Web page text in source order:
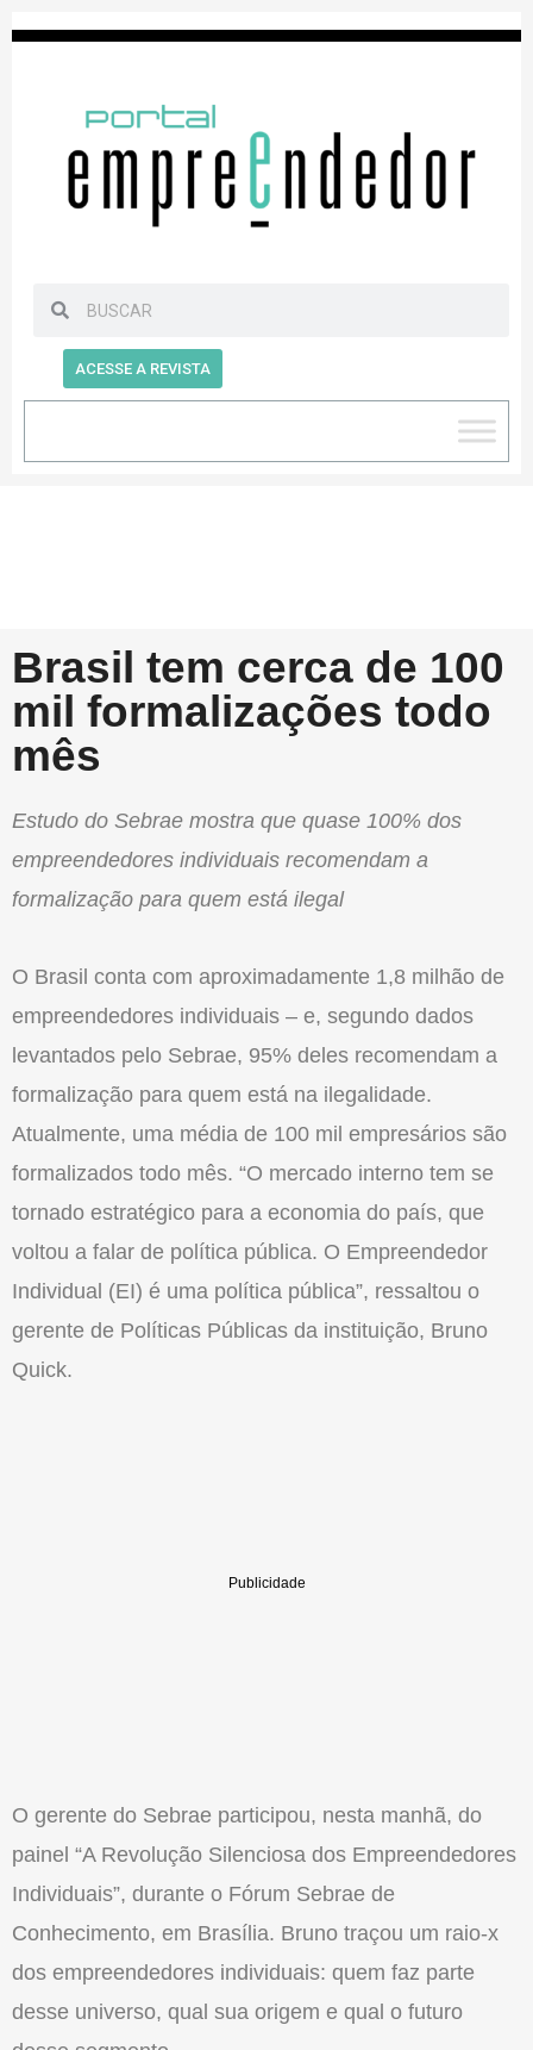
ACESSE A REVISTA
Brasil tem cerca de 100
mil formalizações todo
mês
Estudo do Sebrae mostra que quase 100% dos
empreendedores individuais recomendam a
formalização para quem está ilegal
O Brasil conta com aproximadamente 1,8 milhão de
empreendedores individuais – e, segundo dados
levantados pelo Sebrae, 95% deles recomendam a
formalização para quem está na ilegalidade.
Atualmente, uma média de 100 mil empresários são
formalizados todo mês. “O mercado interno tem se
tornado estratégico para a economia do país, que
voltou a falar de política pública. O Empreendedor
Individual (EI) é uma política pública”, ressaltou o
gerente de Políticas Públicas da instituição, Bruno
Quick.
O gerente do Sebrae participou, nesta manhã, do
painel “A Revolução Silenciosa dos Empreendedores
Individuais”, durante o Fórum Sebrae de
Conhecimento, em Brasília. Bruno traçou um raio-x
dos empreendedores individuais: quem faz parte
desse universo, qual sua origem e qual o futuro